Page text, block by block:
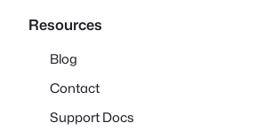
Resources
Blog
Contact
Support Docs